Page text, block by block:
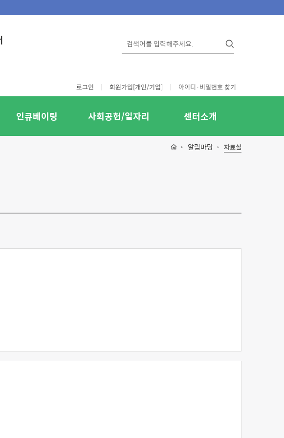
로그인 | 회원가입[개인/기업] | 아이디·비밀번호 찾기
인큐베이팅 사회공헌/일자리 센터소개
알림마당 자료실